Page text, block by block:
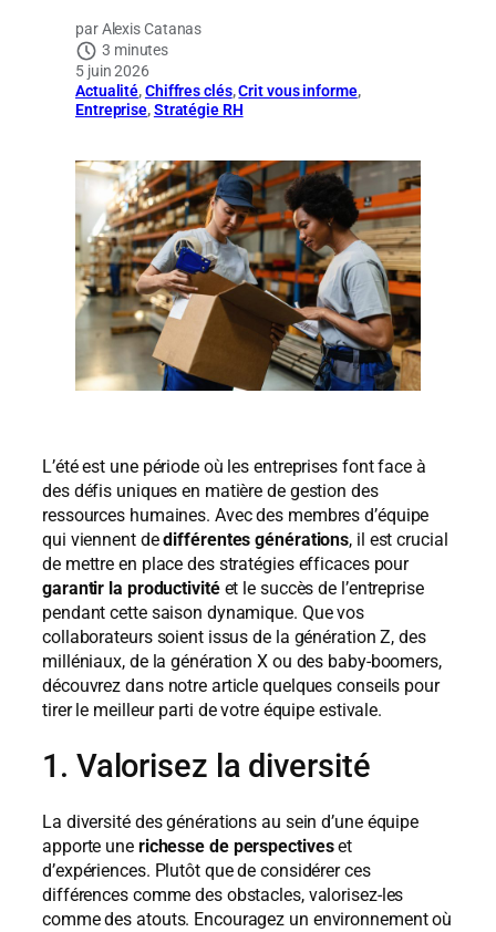
Alexis Catanas
3 minutes
5 juin 2026
Actualité, Chiffres clés, Crit vous informe,
Entreprise, Stratégie RH
L’été est une période où les entreprises font face à
des défis uniques en matière de gestion des
ressources humaines. Avec des membres d’équipe
qui viennent dedifférentes générations, il est crucial
de mettre en place des stratégies efficaces pour
garantir la productivitéet le succès de l’entreprise
pendant cette saison dynamique. Que vos
collaborateurs soient issus de la génération Z, des
milléniaux, de la génération X ou des baby-boomers,
découvrez dans notre article quelques conseils pour
tirer le meilleur parti de votre équipe estivale.
1. Valorisez la diversité
La diversité des générations au sein d’une équipe
apporte une richesse de perspectiveset
d’expériences. Plutôt que de considérer ces
différences comme des obstacles, valorisez-les
comme des atouts. Encouragez un environnement où